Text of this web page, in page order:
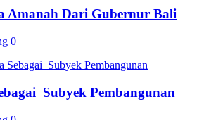
Amanah Dari Gubernur Bali
0
Subyek Pembangunan